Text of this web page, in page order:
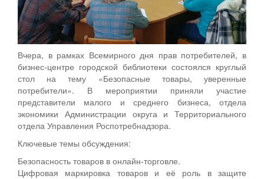
Вчера, в рамках Всемирного дня прав потребителей, в
бизнес-центре городской библиотеки состоялся круглый
стол на тему «Безопасные товары, уверенные
потребители». В мероприятии приняли участие
представители малого и среднего бизнеса, отдела
экономики Администрации округа и Территориального
отдела Управления Роспотребнадзора.
Ключевые темы обсуждения:
Безопасность товаров в онлайн‑торговле.
Цифровая маркировка товаров и её роль в защите